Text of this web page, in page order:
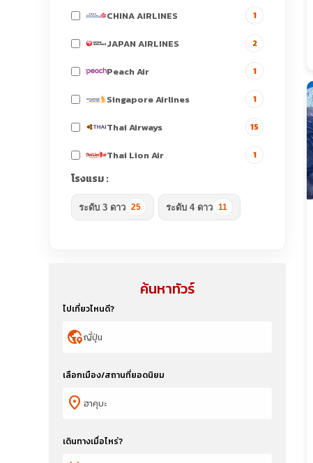
CHINA AIRLINES 1
JAPAN AIRLINES 2
Peach Air 1
Singapore Airlines 1
Thai Airways 15
Thai Lion Air 1
โรงแรม :
ระดับ 3 ดาว 25 ระดับ 4 ดาว 11
ค้นหาทัวร์
ไปเที่ยวไหนดี?
globe_location_pin
เลือกเมือง/สถานที่ยอดนิยม
location_on
เดินทางเมื่อไหร่?